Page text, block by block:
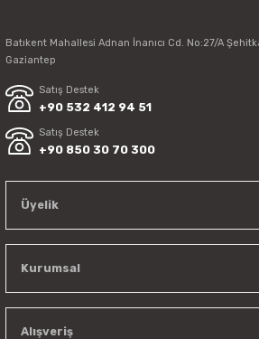
Batıkent Mahallesi Adnan İnanıcı Cd. No:27/A
Gaziantep
Satış Destek
+90 532 412 94 51
Satış Destek
+90 850 30 70 300
Üyelik
Kurumsal
Alışveriş